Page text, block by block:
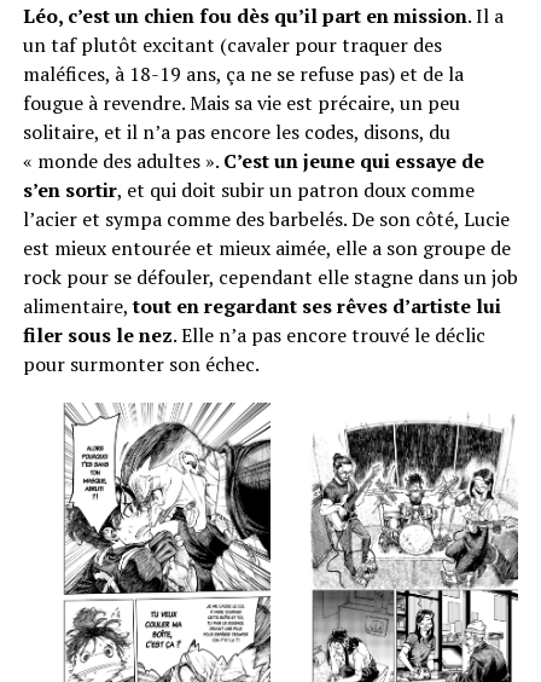
Léo, c’est un chien fou dès qu’il part en mission. Il a
un taf plutôt excitant (cavaler pour traquer des
maléfices, à 18-19 ans, ça ne se refuse pas) et de la
fougue à revendre. Mais sa vie est précaire, un peu
solitaire, et il n’a pas encore les codes, disons, du
« monde des adultes ». C’est un jeune qui essaye de
s’en sortir, et qui doit subir un patron doux comme
l’acier et sympa comme des barbelés. De son côté, Lucie
est mieux entourée et mieux aimée, elle a son groupe de
rock pour se défouler, cependant elle stagne dans un job
alimentaire,tout en regardant ses rêves d’artiste lui
filer sous le nez. Elle n’a pas encore trouvé le déclic
pour surmonter son échec.